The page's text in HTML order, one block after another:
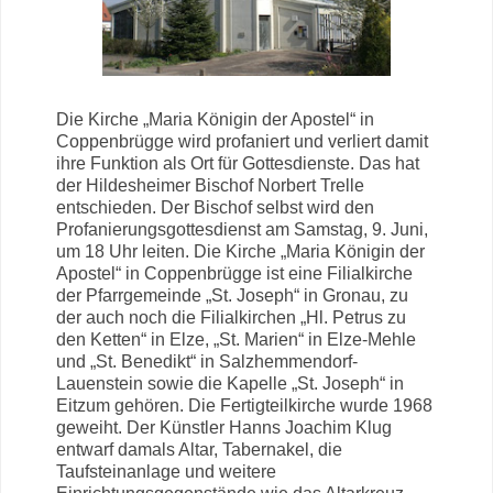
Die Kirche „Maria Königin der Apostel“ in
Coppenbrügge wird profaniert und verliert damit
ihre Funktion als Ort für Gottesdienste. Das hat
der Hildesheimer Bischof Norbert Trelle
entschieden. Der Bischof selbst wird den
Profanierungsgottesdienst am Samstag, 9. Juni,
um 18 Uhr leiten. Die Kirche „Maria Königin der
Apostel“ in Coppenbrügge ist eine Filialkirche
der Pfarrgemeinde „St. Joseph“ in Gronau, zu
der auch noch die Filialkirchen „Hl. Petrus zu
den Ketten“ in Elze, „St. Marien“ in Elze-Mehle
und „St. Benedikt“ in Salzhemmendorf-
Lauenstein sowie die Kapelle „St. Joseph“ in
Eitzum gehören. Die Fertigteilkirche wurde 1968
geweiht. Der Künstler Hanns Joachim Klug
entwarf damals Altar, Tabernakel, die
Taufsteinanlage und weitere